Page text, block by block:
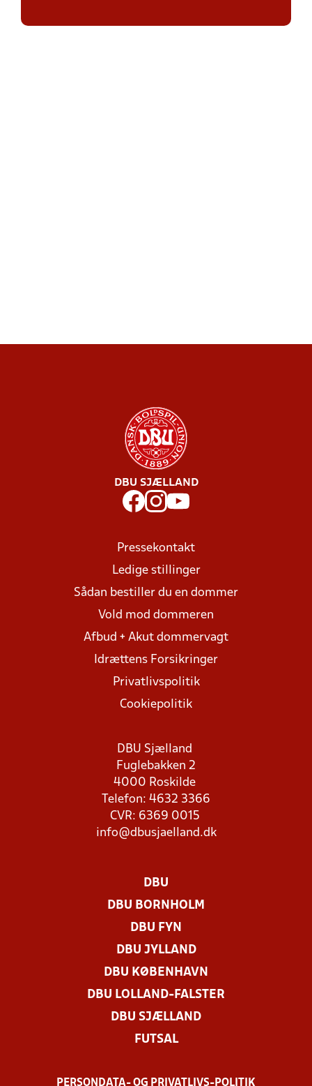
DBU SJÆLLAND
Pressekontakt
Ledige stillinger
Sådan bestiller du en dommer
Vold mod dommeren
Afbud + Akut dommervagt
Idrættens Forsikringer
Privatlivspolitik
Cookiepolitik
DBU Sjælland
Fuglebakken 2
4000 Roskilde
Telefon: 4632 3366
CVR: 6369 0015
info@dbusjaelland.dk
DBU
DBU BORNHOLM
DBU FYN
DBU JYLLAND
DBU KØBENHAVN
DBU LOLLAND-FALSTER
DBU SJÆLLAND
FUTSAL
PERSONDATA- OG PRIVATLIVS-POLITIK